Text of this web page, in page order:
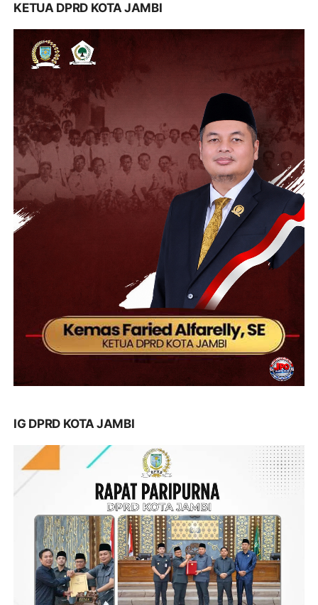
KETUA DPRD KOTA JAMBI
IG DPRD KOTA JAMBI